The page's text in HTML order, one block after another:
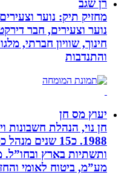
רן שגב
מחזיק תיק: נוער וצעירים.
נוער וצעירים, חבר
חינוך, שוויון חברתי, מלגות,
והתנדבות
יעוץ מס חן
חן נוי, הנהלת חשבונות
1988. כ15 שנים מנהל
ותשתיות בארץ ובחו”ל.
מע”מ, ביטוח לאומי והחזרי